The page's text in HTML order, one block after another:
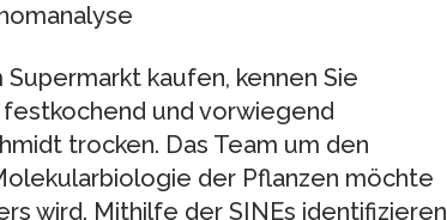
kaufen, kennen Sie
und vorwiegend
trocken. Das Team um den
der Pflanzen möchte
wird. Mithilfe der SINEs identifizieren